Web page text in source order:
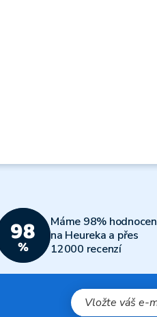
Máme 98%
na Heureka a přes
12000 recenzí